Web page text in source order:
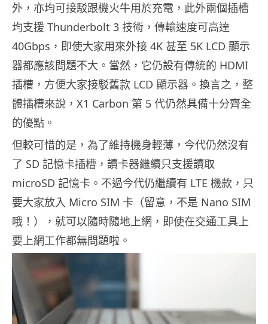
外，亦均可接駁跟機火牛用於充電，此外兩個插槽
均支援 Thunderbolt 3 技術，傳輸速度可高達
40Gbps，即使大家用來外接 4K 甚至 5K LCD 顯示
器都應該問題不大。當然，它仍設有傳統的 HDMI
插槽，方便大家接駁舊款 LCD 顯示器。換言之，整
體插槽來說，X1 Carbon 第 5 代仍然具備十分齊全
的優點。
但較可惜的是，為了維持機身輕薄，今代仍然沒有
了 SD 記憶卡插槽，讀卡器繼續只支援讀取
microSD 記憶卡。不過今代仍繼續有 LTE 機款，只
要大家放入 Micro SIM 卡（留意，不是 Nano SIM
哦！），就可以隨時隨地上網，即使在交通工具上
要上網工作都無問題啦。